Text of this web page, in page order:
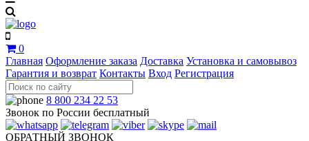
0
Главная Оформление заказа Доставка Установка и самовывоз
Гарантия и возврат Контакты Вход Регистрация
8 800 234 22 53
Звонок по России бесплатный
ОБРАТНЫЙ ЗВОНОК